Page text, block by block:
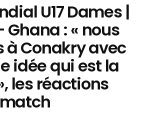
U17 Dames |
Ghana : « nous
à Conakry avec
idée qui est la
les réactions